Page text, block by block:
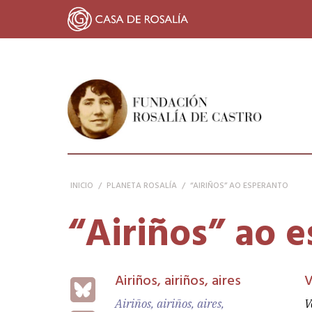
FUNDACIÓN ROSALÍA DE CASTRO
INICIO / PLANETA ROSALÍA / “AIRIÑOS” AO ESPERANTO
“Airiños” ao
BlueskyAiriños, airiños, aires
Airiños, airiños, aires,